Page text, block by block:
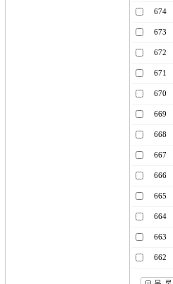
674
673
672
671
670
669
668
667
666
665
664
663
662